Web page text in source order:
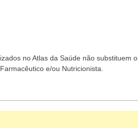
no Atlas da Saúde não substituem o
e/ou Nutricionista.